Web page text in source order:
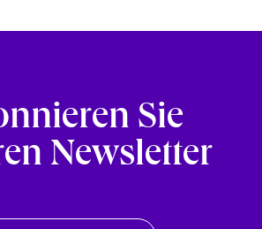
Sie
Newsletter